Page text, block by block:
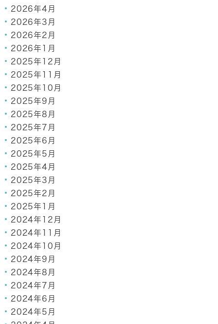
2026年4月
2026年3月
2026年2月
2026年1月
2025年12月
2025年11月
2025年10月
2025年9月
2025年8月
2025年7月
2025年6月
2025年5月
2025年4月
2025年3月
2025年2月
2025年1月
2024年12月
2024年11月
2024年10月
2024年9月
2024年8月
2024年7月
2024年6月
2024年5月